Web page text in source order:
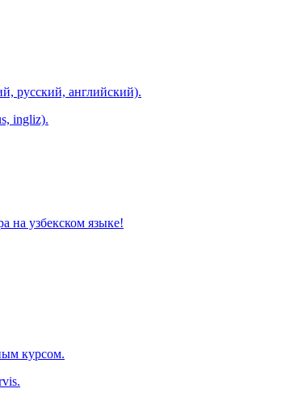
русский, английский).
ingliz).
на узбекском языке!
курсом.